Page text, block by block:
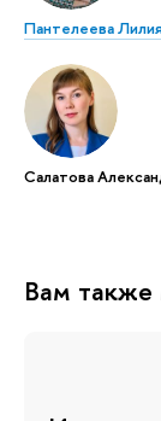
Пантелеева
Салатова
Вам также